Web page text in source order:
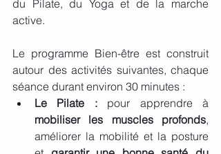
du Pilate, du Yoga et de la marche
active.
Le programme Bien-être est construit
autour des activités suivantes, chaque
séance durant environ 30 minutes :
Le Pilate :
mobiliser les muscles profonds,
améliorer la mobilité et la posture